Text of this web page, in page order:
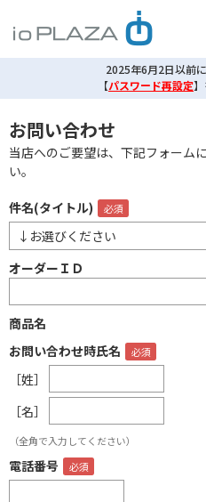
2025年6月2日以前
【パスワード再設定】
お問い合わせ
当店へのご要望は、下記フォーム
い。
件名(タイトル)
オーダーＩＤ
商品名
お問い合わせ時氏名
［姓］
［名］
（全角で入力してください）
電話番号